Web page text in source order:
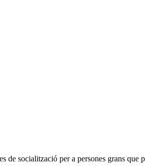
socialització per a persones grans que